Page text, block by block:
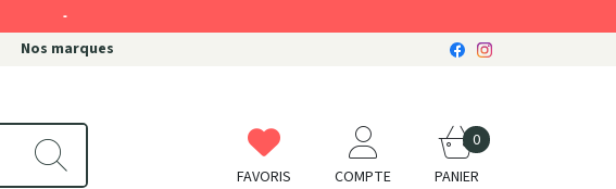
Nos marques
FAVORIS COMPTE PANIER
0